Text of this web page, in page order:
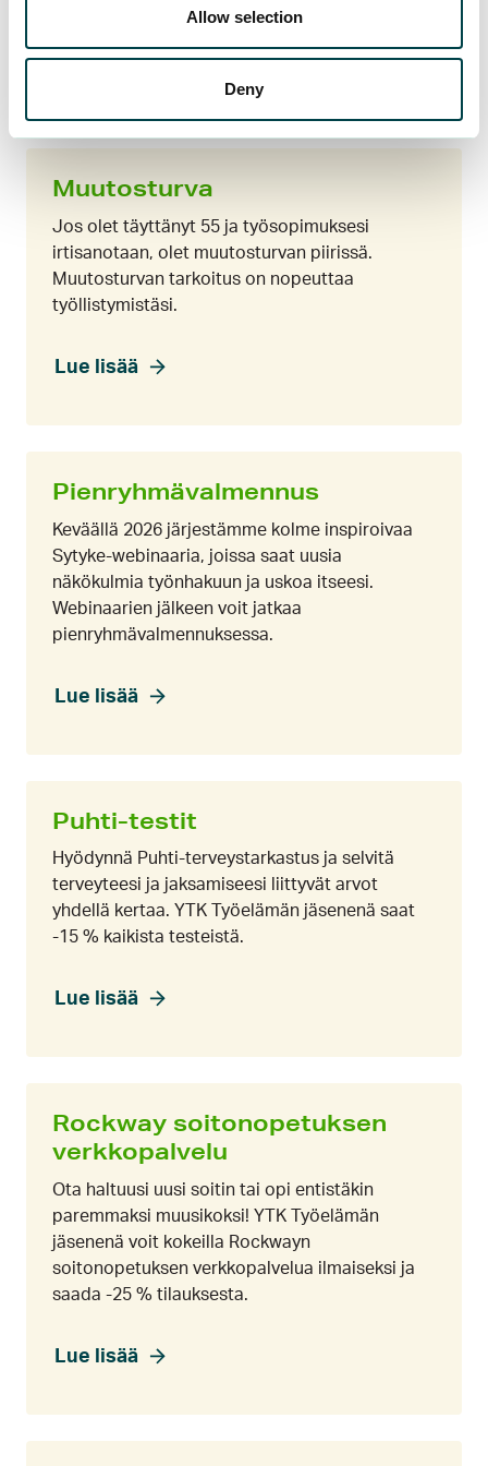
Allow selection
Deny
Lue lisää
Muutosturva
Jos olet täyttänyt 55 ja työsopimuksesi
irtisanotaan, olet muutosturvan piirissä.
Muutosturvan tarkoitus on nopeuttaa
työllistymistäsi.
Lue lisää
Pienryhmävalmennus
Keväällä 2026 järjestämme kolme inspiroivaa
Sytyke-webinaaria, joissa saat uusia
näkökulmia työnhakuun ja uskoa itseesi.
Webinaarien jälkeen voit jatkaa
pienryhmävalmennuksessa.
Lue lisää
Puhti-testit
Hyödynnä Puhti-terveystarkastus ja selvitä
terveyteesi ja jaksamiseesi liittyvät arvot
yhdellä kertaa. YTK Työelämän jäsenenä saat
-15 % kaikista testeistä.
Lue lisää
Rockway soitonopetuksen
verkkopalvelu
Ota haltuusi uusi soitin tai opi entistäkin
paremmaksi muusikoksi! YTK Työelämän
jäsenenä voit kokeilla Rockwayn
soitonopetuksen verkkopalvelua ilmaiseksi ja
saada -25 % tilauksesta.
Lue lisää